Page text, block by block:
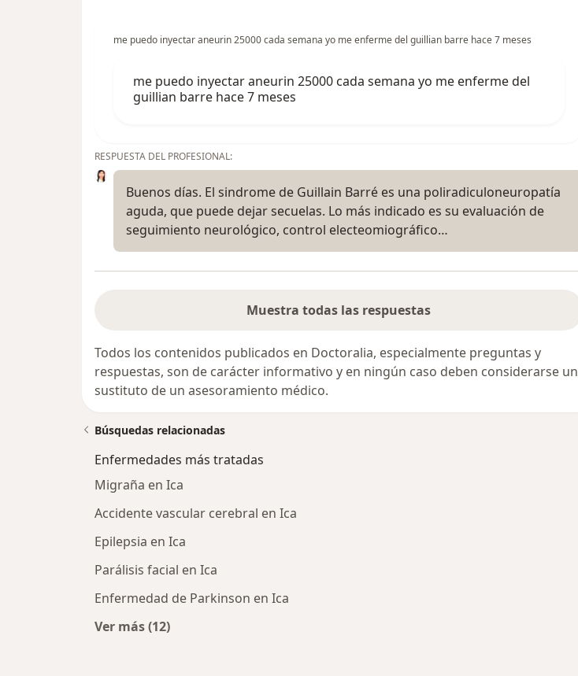
me puedo inyectar aneurin 25000 cada semana yo me enferme del guillian barre hace 7 meses
me puedo inyectar aneurin 25000 cada semana yo me enferme del
guillian barre hace 7 meses
RESPUESTA DEL PROFESIONAL:
Buenos días. El sindrome de Guillain Barré es una poliradiculoneuropatía
aguda, que puede dejar secuelas. Lo más indicado es su evaluación de
seguimiento neurológico, control electeomiográfico…
Muestra todas las respuestas
Todos los contenidos publicados en Doctoralia, especialmente preguntas y
respuestas, son de carácter informativo y en ningún caso deben considerarse un
sustituto de un asesoramiento médico.
Búsquedas relacionadas
Enfermedades más tratadas
Migraña en Ica
Accidente vascular cerebral en Ica
Epilepsia en Ica
Parálisis facial en Ica
Enfermedad de Parkinson en Ica
Ver más (12)